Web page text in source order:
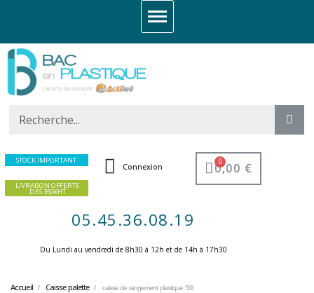
STOCK IMPORTANT
LIVRAISON OFFERTE
DES 350€HT
Connexion 0,00 €
05.45.36.08.19
Du Lundi au vendredi de 8h30 à 12h et de 14h à 17h30 ​
Accueil Caisse palette caisse de rangement plastique 50l